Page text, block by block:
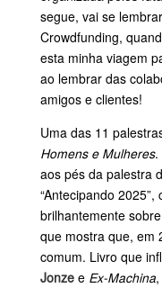
segue, vai se
Crowdfunding,
esta minha viagem
ao lembrar das
amigos e clientes!
Uma das 11
Homens e Mulheres.
aos pés da palestra
“Antecipando 2025”,
brilhantemente
que mostra que, em
comum. Livro que
Jonzee Ex-Machina,